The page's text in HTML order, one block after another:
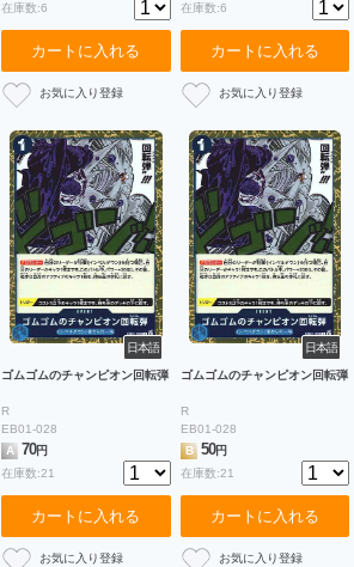
在庫数:6
カートに入れる
在庫数:6
カートに入れる
日本語
ゴムゴムのチャンピオン回転弾
R
EB01-028
A
70円
在庫数:21
カートに入れる
日本語
ゴムゴムのチャンピオン回転弾
R
EB01-028
B 50円
在庫数:21
カートに入れる